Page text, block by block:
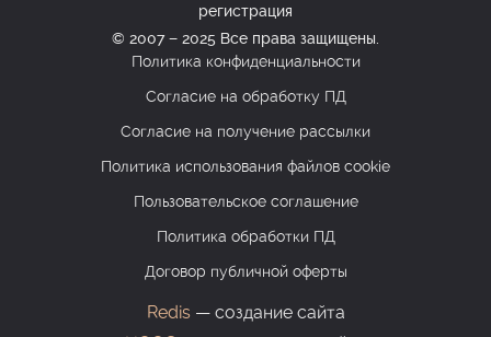
регистрация
© 2007 − 2025 Все права защищены.
Политика конфиденциальности
Согласие на обработку ПД
Согласие на получение рассылки
Политика использования файлов cookie
Пользовательское соглашение
Политика обработки ПД
Договор публичной оферты
Redis— создание сайта